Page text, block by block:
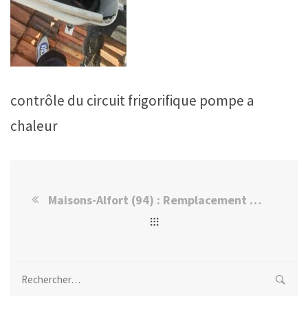
contrôle du circuit frigorifique pompe a
chaleur
Maisons-Alfort (94) : Remplacement de carte mère sur pompe à chaleur.
Rechercher :